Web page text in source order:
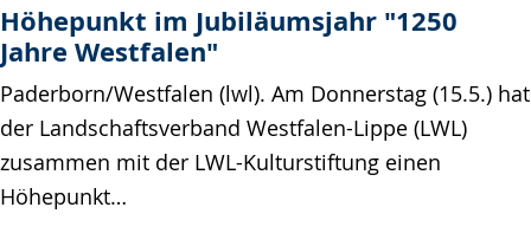
Höhepunkt im Jubiläumsjahr "1250
Jahre Westfalen"
Paderborn/Westfalen (lwl). Am Donnerstag (15.5.) hat
der Landschaftsverband Westfalen-Lippe (LWL)
zusammen mit der LWL-Kulturstiftung einen
Höhepunkt…